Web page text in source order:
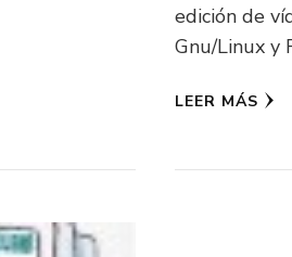
edición de
Gnu/Linux y
LEER MÁS